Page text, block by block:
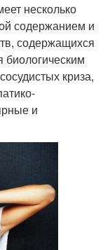
несколько
содержанием и
содержащихся
биологическим
криза,
и